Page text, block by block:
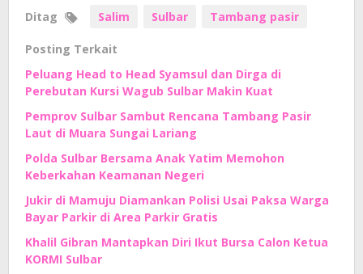
Ditag Salim Sulbar Tambang pasir
Posting Terkait
Peluang Head to Head Syamsul dan Dirga di
Perebutan Kursi Wagub Sulbar Makin Kuat
Pemprov Sulbar Sambut Rencana Tambang Pasir
Laut di Muara Sungai Lariang
Polda Sulbar Bersama Anak Yatim Memohon
Keberkahan Keamanan Negeri
Jukir di Mamuju Diamankan Polisi Usai Paksa Warga
Bayar Parkir di Area Parkir Gratis
Khalil Gibran Mantapkan Diri Ikut Bursa Calon Ketua
KORMI Sulbar